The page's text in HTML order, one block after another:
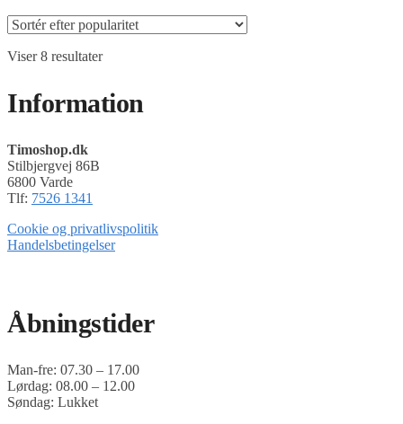
Viser 8 resultaterSorteret
Information
Timoshop.dk
Stilbjergvej 86B
6800 Varde
Tlf: 7526 1341
Cookie og privatlivspolitik
Handelsbetingelser
Åbningstider
Man-fre: 07.30 – 17.00
Lørdag: 08.00 – 12.00
Søndag: Lukket